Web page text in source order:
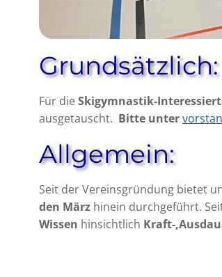
Grundsätzlich:
Für dieSkigymnastik-
ausgetauscht. Bitte unter
Allgemein:
Seit der Vereinsgründung bietet
den März hinein durchgeführt.
Wissen hinsichtlich Kraft-